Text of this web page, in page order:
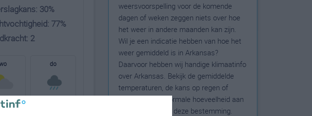
30%
77%
2
23°
do
weersvoorspelling voor de komende
dagen of weken zeggen niets over hoe
het weer in andere maanden kan zijn.
Wil je een indicatie hebben van hoe het
weer gemiddeld is in Arkansas?
Daarvoor hebben wij handige klimaatinfo
over Arkansas. Bekijk de gemiddelde
temperaturen, de kans op regen of
sneeuw en de normale hoeveelheid aan
zonneschijn voor deze bestemming.